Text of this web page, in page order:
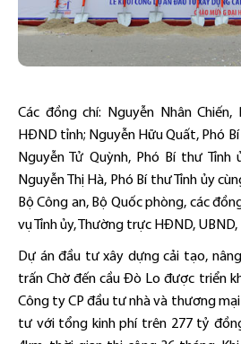
Các đồng chí: Nguyễn Nhân
HĐND tỉnh; Nguyễn Hữu Quất, Phó
Nguyễn Tử Quỳnh, Phó Bí thư Tỉnh
Nguyễn Thị Hà, Phó Bí thư Tỉnh ủy
Bộ Công an, Bộ Quốc phòng, các
vụ Tỉnh ủy, Thường trực HĐND,
Dự án đầu tư xây dựng cải tạo,
trấn Chờ đến cầu Đò Lo được triển
Công ty CP đầu tư nhà và thương
tư với tổng kinh phí trên 277 tỷ